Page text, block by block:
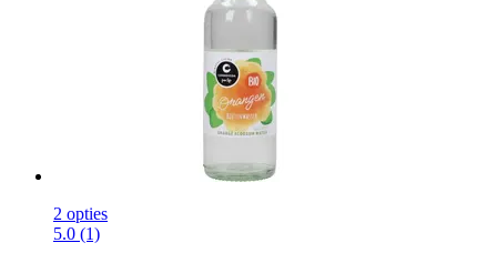
2 opties
5.0 (1)